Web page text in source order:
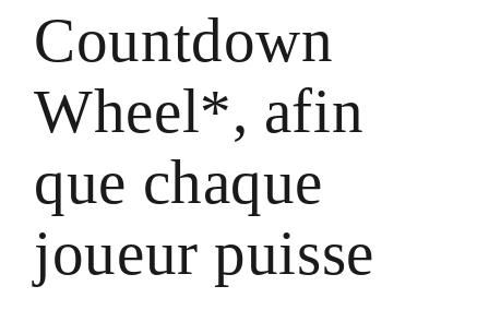
Countdown
Wheel*, afin
que chaque
joueur puisse